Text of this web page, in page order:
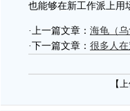
也能够在新工作派上用
·上一篇文章： 海龟（乌
·下一篇文章： 很多人
【